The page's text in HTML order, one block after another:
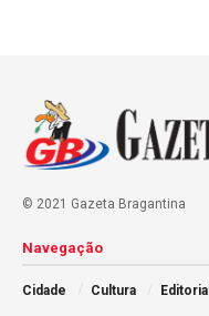
© 2021 Gazeta Bragantina
Navegação
Cidade Cultura Editorial